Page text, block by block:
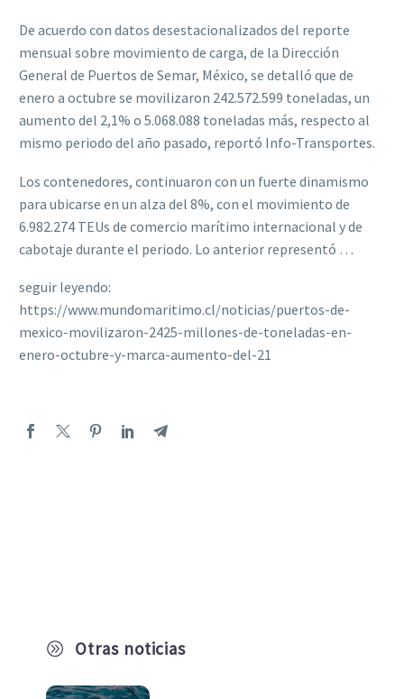
A Otras noticias
De acuerdo con datos desestacionalizados del reporte
mensual sobre movimiento de carga, de la Dirección
General de Puertos de Semar, México, se detalló que de
enero a octubre se movilizaron 242.572.599 toneladas, un
aumento del 2,1% o 5.068.088 toneladas más, respecto al
mismo periodo del año pasado, reportó Info-Transportes.
Los contenedores, continuaron con un fuerte dinamismo
para ubicarse en un alza del 8%, con el movimiento de
6.982.274 TEUs de comercio marítimo internacional y de
cabotaje durante el periodo. Lo anterior representó …
seguir leyendo:
https://www.mundomaritimo.cl/noticias/puertos-de-
mexico-movilizaron-2425-millones-de-toneladas-en-
enero-octubre-y-marca-aumento-del-21